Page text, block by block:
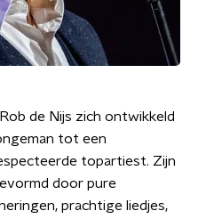
de Nijs zich ontwikkeld
tot een
topartiest. Zijn
door pure
prachtige liedjes,